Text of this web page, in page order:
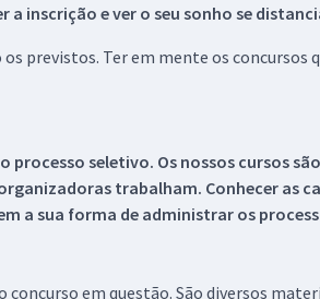
inscrição e ver o seu sonho se
previstos. Ter em mente os concursos
processo seletivo. Os nossos cursos
trabalham. Conhecer as
a sua forma de administrar os
concurso em questão. São diversos